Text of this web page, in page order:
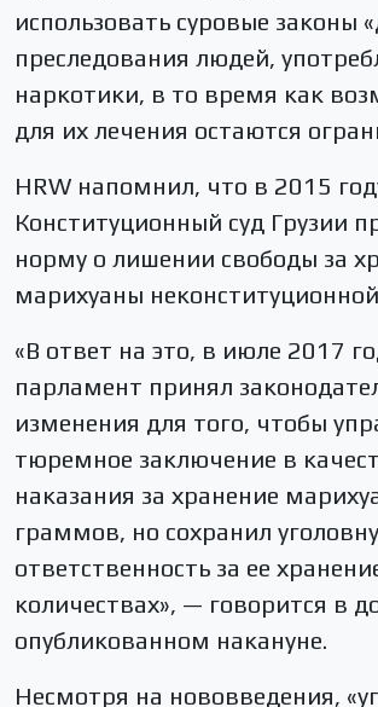
использовать суровые законы
преследования людей,
наркотики, в то время как
для их лечения остаются
HRW напомнил, что в 2015
Конституционный суд Грузии
норму о лишении свободы за
марихуаны
«В ответ на это, в июле 2017
парламент принял
изменения для того, чтобы
тюремное заключение в
наказания за хранение
граммов, но сохранил
ответственность за ее
количествах», — говорится в
опубликованном накануне.
Несмотря на нововведения,